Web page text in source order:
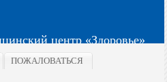
центр «Здоровье»
ПОЖАЛОВАТЬСЯ